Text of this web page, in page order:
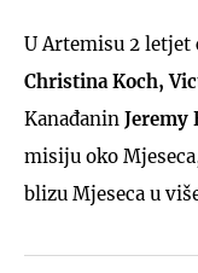
U Artemisu 2 letjet
Christina Koch,
Kanađanin Jeremy
misiju oko
blizu Mjeseca u